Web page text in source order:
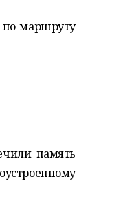
по маршруту
память